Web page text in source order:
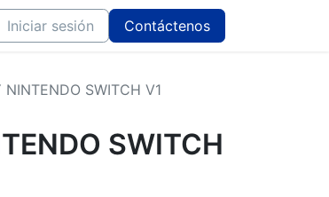
Iniciar sesión Contáctenos
NINTENDO SWITCH V1
SWITCH